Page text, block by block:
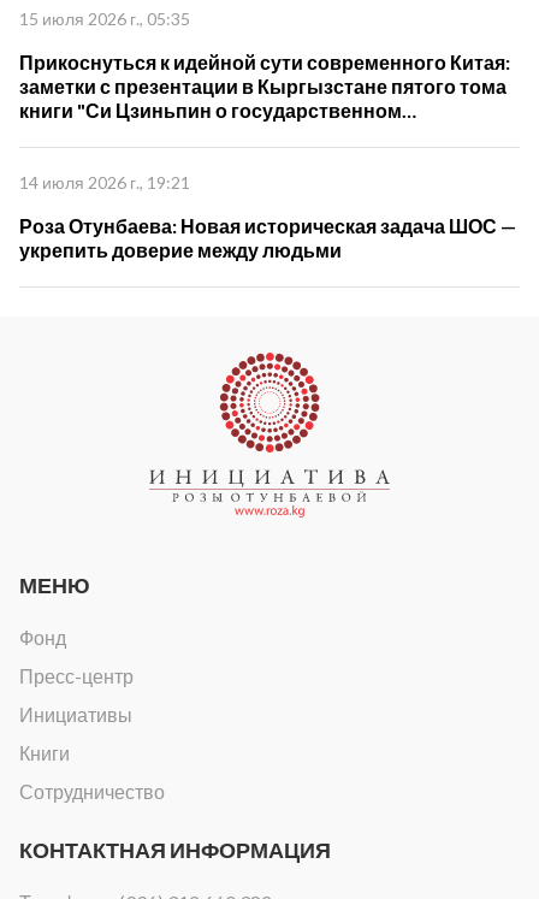
15 июля 2026 г., 05:35
Прикоснуться к идейной сути современного Китая:
заметки с презентации в Кыргызстане пятого тома
книги "Си Цзиньпин о государственном
14 июля 2026 г., 19:21
Роза Отунбаева: Новая историческая задача ШОС —
укрепить доверие между людьми
МЕНЮ
Фонд
Пресс-центр
Инициативы
Книги
Сотрудничество
КОНТАКТНАЯ ИНФОРМАЦИЯ